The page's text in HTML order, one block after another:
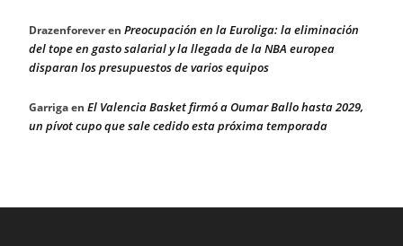
Drazenforeveren Preocupación en la Euroliga: la eliminación
del tope en gasto salarial y la llegada de la NBA europea
disparan los presupuestos de varios equipos
Garrigaen El Valencia Basket firmó a Oumar Ballo hasta 2029,
un pívot cupo que sale cedido esta próxima temporada